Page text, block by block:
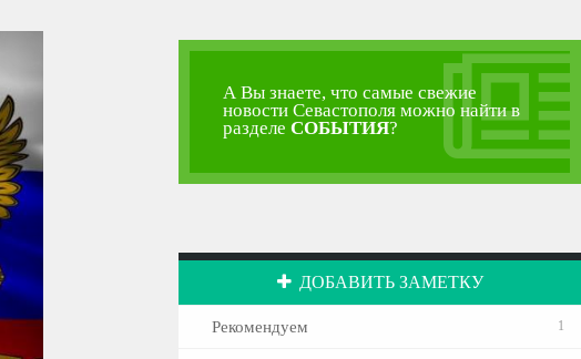
А Вы знаете, что самые свежие
новости Севастополя можно найти в
разделеСОБЫТИЯ?
ДОБАВИТЬ ЗАМЕТКУ
Рекомендуем 1